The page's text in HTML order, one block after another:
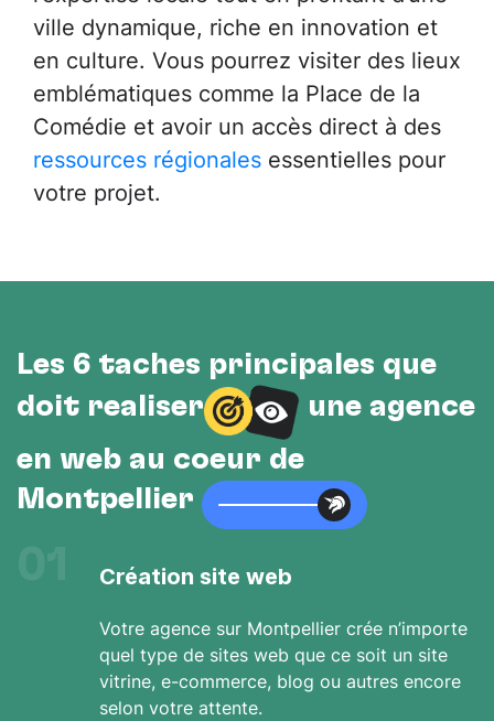
ville dynamique, riche en innovation et
en culture. Vous pourrez visiter des lieux
emblématiques comme la Place de la
Comédie et avoir un accès direct à des
ressources régionales essentielles pour
votre projet.
Les 6 tâches principales que
doit réaliser
une agence
en web au cœur de
Montpellier
Création site web
Votre agence sur Montpellier crée n’importe
quel type de sites web que ce soit un site
vitrine, e-commerce, blog ou autres encore
selon votre attente.